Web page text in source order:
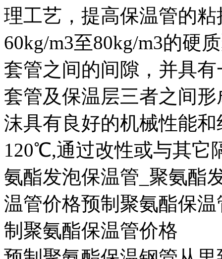
理工艺，提高保温管的
60kg/m3至80kg/m3的硬
套管之间的间隙，并具
套管及保温层三者之间
沫具有良好的机械性能
120℃,通过改性或与其它
氨酯发泡保温管_聚氨酯
温管价格预制聚氨酯保
制聚氨酯保温管价格